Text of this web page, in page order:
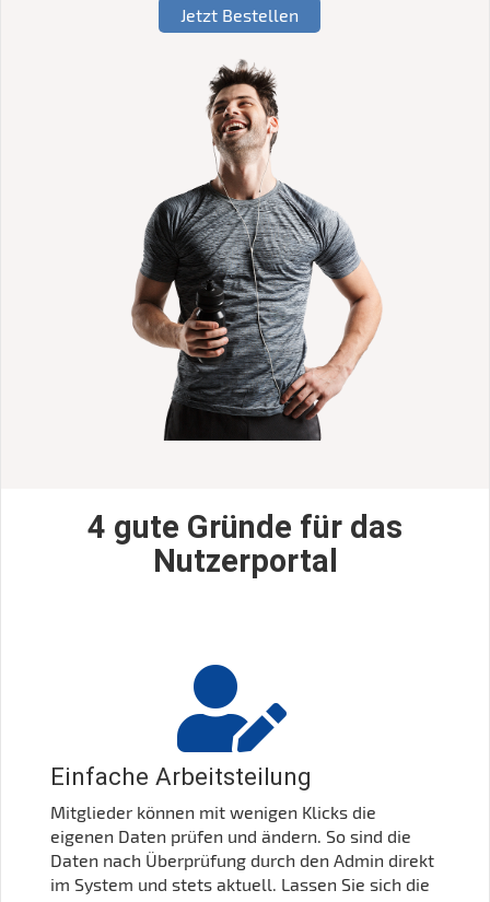
Jetzt Bestellen
4 gute Gründe für das
Nutzerportal
Einfache Arbeitsteilung
Mitglieder können mit wenigen Klicks die
eigenen Daten prüfen und ändern. So sind die
Daten nach Überprüfung durch den Admin direkt
im System und stets aktuell. Lassen Sie sich die